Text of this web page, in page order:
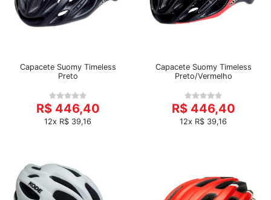
Capacete Suomy Timeless
Preto
R$ 446,40
12x R$ 39,16
Capacete Suomy Timeless
Preto/Vermelho
R$ 446,40
12x R$ 39,16